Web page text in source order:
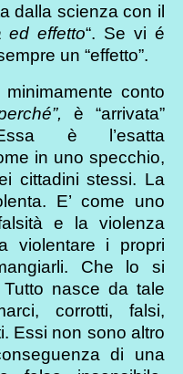
dalla scienza con il
ed effetto“. Se vi é
un “effetto”.
conto
è “arrivata”
è l’esatta
in uno specchio,
cittadini stessi. La
E’ come uno
e la violenza
violentare i propri
Che lo si
nasce da tale
corrotti, falsi,
Essi non sono altro
di una